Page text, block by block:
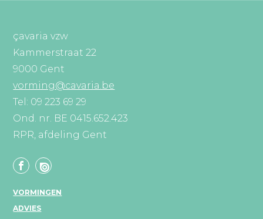
çavaria vzw
Kammerstraat 22
9000 Gent
vorming@cavaria.be
Tel: 09 223 69 29
Ond. nr. BE 0415.652.423
RPR, afdeling Gent
VORMINGEN
ADVIES